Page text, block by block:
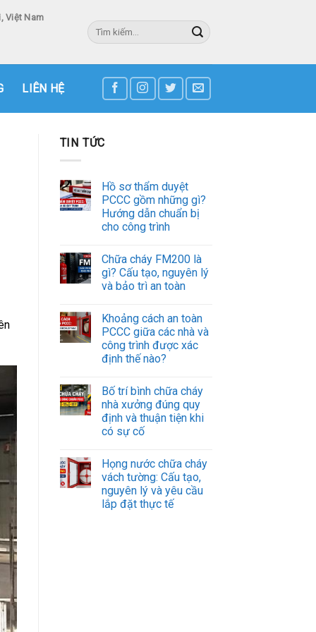
Việt Nam
Tìm
kiếm:
LIÊN HỆ
TIN TỨC
Hồ sơ thẩm duyệt
PCCC gồm những gì?
Hướng dẫn chuẩn bị
cho công trình
Chữa cháy FM200 là
gì? Cấu tạo, nguyên lý
và bảo trì an toàn
Khoảng cách an toàn
PCCC giữa các nhà và
công trình được xác
định thế nào?
Bố trí bình chữa cháy
nhà xưởng đúng quy
định và thuận tiện khi
có sự cố
Họng nước chữa cháy
vách tường: Cấu tạo,
nguyên lý và yêu cầu
lắp đặt thực tế